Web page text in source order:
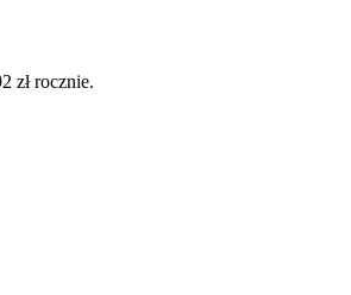
zł rocznie.